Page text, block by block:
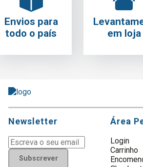
Envios para
todo o país
em loja
Newsletter
Subscrever
Área
Login
Carrinho